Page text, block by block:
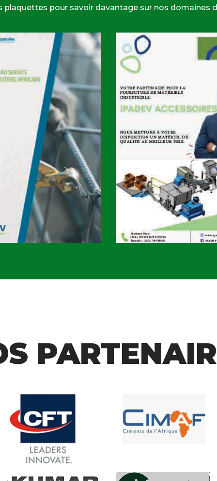
plaquettes pour savoir davantage sur nos domaines